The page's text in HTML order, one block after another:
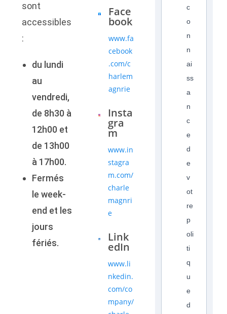
sont
accessibles
:
du lundi
au
vendredi,
de 8h30 à
12h00 et
de 13h00
à 17h00.
Fermés
le week-
end et les
jours
fériés.
Face
book
www.fa
cebook
.com/c
harlem
agnrie
Insta
gra
m
www.in
stagra
m.com/
charle
magnri
e
Link
edIn
www.li
nkedin.
com/co
mpany/
c
o
n
n
ai
ss
a
n
c
e
d
e
v
ot
re
p
oli
ti
q
u
e
d